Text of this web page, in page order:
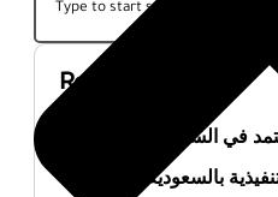
Recent Posts
السعودية 2026
بالسعودية 2026